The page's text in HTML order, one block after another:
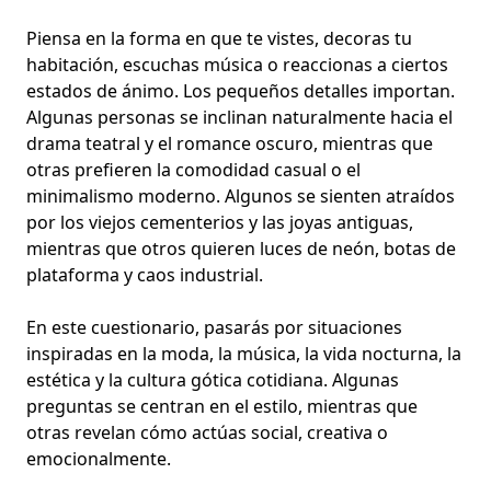
Piensa en la forma en que te vistes, decoras tu
habitación, escuchas música o reaccionas a ciertos
estados de ánimo. Los pequeños detalles importan.
Algunas personas se inclinan naturalmente hacia el
drama teatral y el romance oscuro, mientras que
otras prefieren la comodidad casual o el
minimalismo moderno. Algunos se sienten atraídos
por los viejos cementerios y las joyas antiguas,
mientras que otros quieren luces de neón, botas de
plataforma y caos industrial.
En este cuestionario, pasarás por situaciones
inspiradas en la moda, la música, la vida nocturna, la
estética y la cultura gótica cotidiana. Algunas
preguntas se centran en el estilo, mientras que
otras revelan cómo actúas social, creativa o
emocionalmente.